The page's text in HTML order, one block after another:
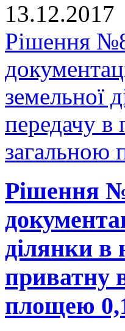
13.12.2017
Рішення
земельної
передачу в
загальною
Рішення
ділянки в
приватну
площею